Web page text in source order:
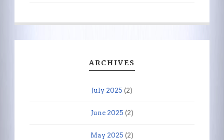
ARCHIVES
July 2025 (2)
June 2025 (2)
May 2025 (2)